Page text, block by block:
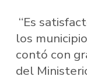
“Es
los
contó con
del